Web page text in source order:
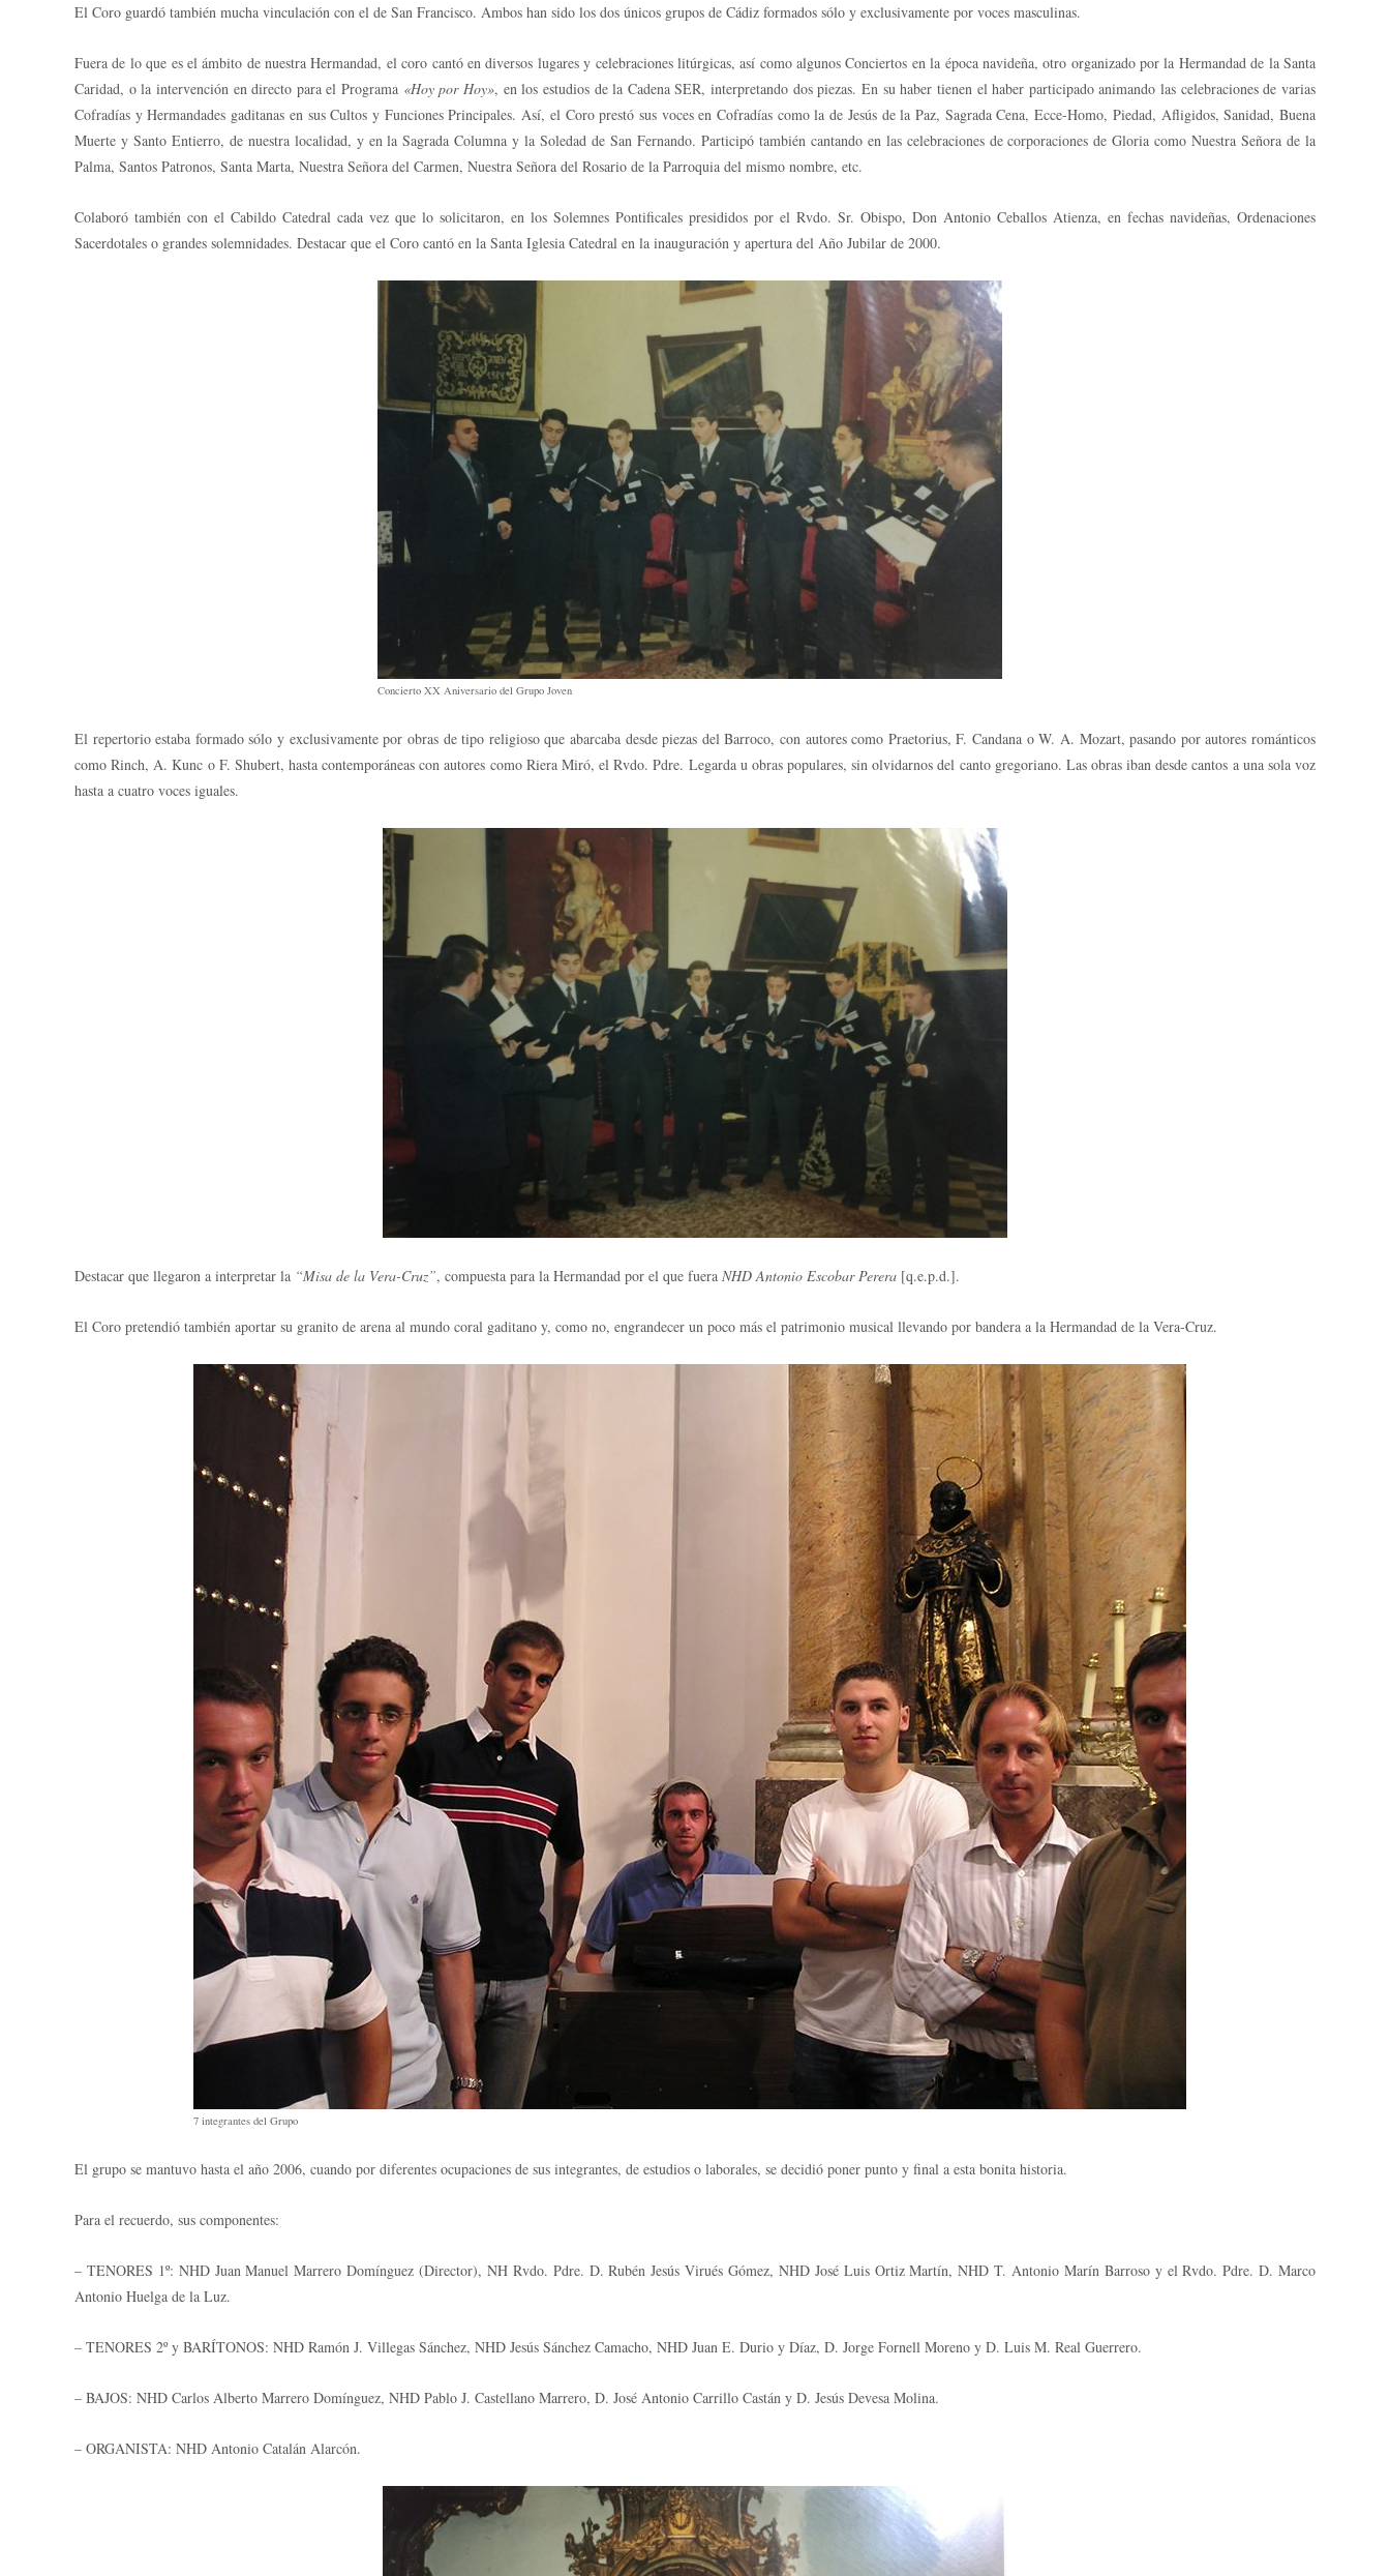
El Coro guardó también mucha vinculación con el de San Francisco. Ambos han sido los dos únicos grupos de Cádiz formados sólo y exclusivamente por voces masculinas.
Fuera de lo que es el ámbito de nuestra Hermandad, el coro cantó en diversos lugares y celebraciones litúrgicas, así como algunos Conciertos en la época navideña, otro organizado por la Hermandad de la Santa
Caridad, o la intervención en directo para el Programa «Hoy por Hoy», en los estudios de la Cadena SER, interpretando dos piezas. En su haber tienen el haber participado animando las celebraciones de varias
Cofradías y Hermandades gaditanas en sus Cultos y Funciones Principales. Así, el Coro prestó sus voces en Cofradías como la de Jesús de la Paz, Sagrada Cena, Ecce-Homo, Piedad, Afligidos, Sanidad, Buena
Muerte y Santo Entierro, de nuestra localidad, y en la Sagrada Columna y la Soledad de San Fernando. Participó también cantando en las celebraciones de corporaciones de Gloria como Nuestra Señora de la
Palma, Santos Patronos, Santa Marta, Nuestra Señora del Carmen, Nuestra Señora del Rosario de la Parroquia del mismo nombre, etc.
Colaboró también con el Cabildo Catedral cada vez que lo solicitaron, en los Solemnes Pontificales presididos por el Rvdo. Sr. Obispo, Don Antonio Ceballos Atienza, en fechas navideñas, Ordenaciones
Sacerdotales o grandes solemnidades. Destacar que el Coro cantó en la Santa Iglesia Catedral en la inauguración y apertura del Año Jubilar de 2000.
Concierto XX Aniversario del Grupo Joven
El repertorio estaba formado sólo y exclusivamente por obras de tipo religioso que abarcaba desde piezas del Barroco, con autores como Praetorius, F. Candana o W. A. Mozart, pasando por autores románticos
como Rinch, A. Kunc o F. Shubert, hasta contemporáneas con autores como Riera Miró, el Rvdo. Pdre. Legarda u obras populares, sin olvidarnos del canto gregoriano. Las obras iban desde cantos a una sola voz
hasta a cuatro voces iguales.
Destacar que llegaron a interpretar la “Misa de la Vera-Cruz”, compuesta para la Hermandad por el que fuera NHD Antonio Escobar Perera [q.e.p.d.].
El Coro pretendió también aportar su granito de arena al mundo coral gaditano y, como no, engrandecer un poco más el patrimonio musical llevando por bandera a la Hermandad de la Vera-Cruz.
7 integrantes del Grupo
El grupo se mantuvo hasta el año 2006, cuando por diferentes ocupaciones de sus integrantes, de estudios o laborales, se decidió poner punto y final a esta bonita historia.
Para el recuerdo, sus componentes:
– TENORES 1º: NHD Juan Manuel Marrero Domínguez (Director), NH Rvdo. Pdre. D. Rubén Jesús Virués Gómez, NHD José Luis Ortiz Martín, NHD T. Antonio Marín Barroso y el Rvdo. Pdre. D. Marco
Antonio Huelga de la Luz.
– TENORES 2º y BARÍTONOS: NHD Ramón J. Villegas Sánchez, NHD Jesús Sánchez Camacho, NHD Juan E. Durio y Díaz, D. Jorge Fornell Moreno y D. Luis M. Real Guerrero.
– BAJOS: NHD Carlos Alberto Marrero Domínguez, NHD Pablo J. Castellano Marrero, D. José Antonio Carrillo Castán y D. Jesús Devesa Molina.
– ORGANISTA: NHD Antonio Catalán Alarcón.